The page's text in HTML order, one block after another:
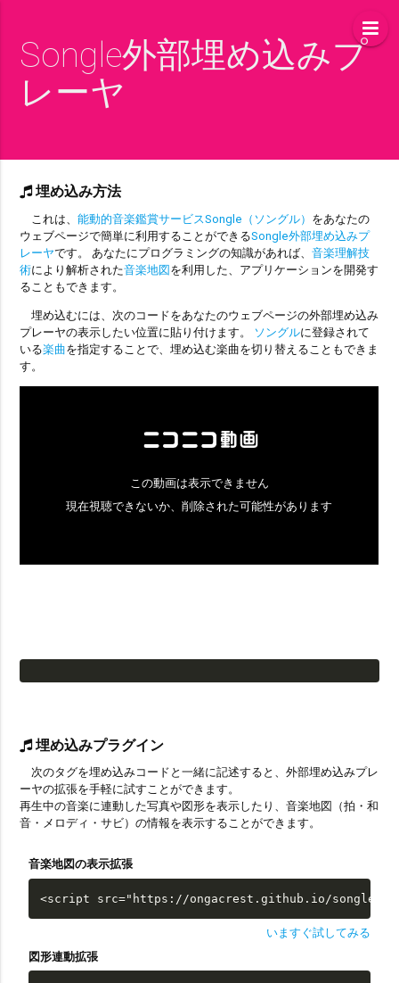
Songle外部埋め込みプ
レーヤ
埋め込み方法
これは、能動的音楽鑑賞サービスSongle（ソングル） をあなたの
ウェブページで簡単に利用することができるSongle外部埋め込みプ
レーヤです。 あなたにプログラミングの知識があれば、音楽理解技
術により解析された音楽地図を利用した、アプリケーションを開発す
ることもできます。
埋め込むには、次のコードをあなたのウェブページの外部埋め込み
プレーヤの表示したい位置に貼り付けます。 ソングルに登録されて
いる楽曲を指定することで、埋め込む楽曲を切り替えることもできま
す。
埋め込みプラグイン
次のタグを埋め込みコードと一緒に記述すると、外部埋め込みプレ
ーヤの拡張を手軽に試すことができます。
再生中の音楽に連動した写真や図形を表示したり、音楽地図（拍・和
音・メロディ・サビ）の情報を表示することができます。
音楽地図の表示拡張
<script src="https://ongacrest.github.io/songle-
いますぐ試してみる
図形連動拡張